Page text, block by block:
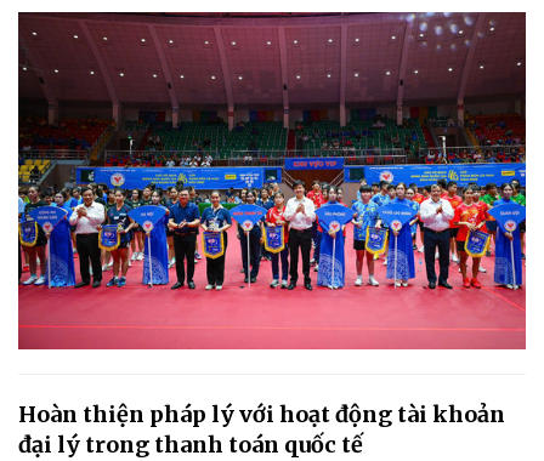
Hoàn thiện pháp lý với hoạt động tài khoản
đại lý trong thanh toán quốc tế